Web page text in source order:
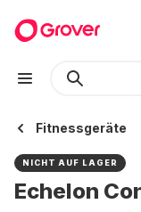
Fitnessgeräte
NICHT AUF LAGER
Echelon